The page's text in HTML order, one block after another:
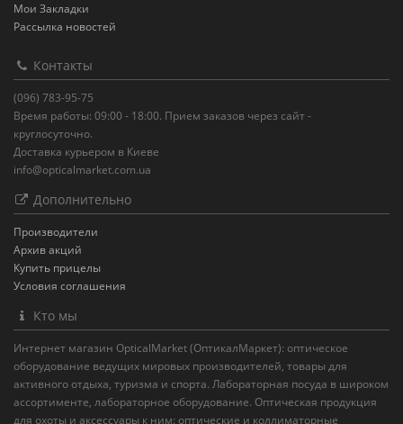
Мои Закладки
Рассылка новостей
Контакты
(096) 783-95-75
Время работы: 09:00 - 18:00. Прием заказов через сайт -
круглосуточно.
Доставка курьером в Киеве
info@opticalmarket.com.ua
Дополнительно
Производители
Архив акций
Купить прицелы
Условия соглашения
Кто мы
Интернет магазин OpticalMarket (ОптикалМаркет): оптическое
оборудование ведущих мировых производителей, товары для
активного отдыха, туризма и спорта. Лабораторная посуда в широком
ассортименте, лабораторное оборудование. Оптическая продукция
для охоты и аксессуары к ним: оптические и коллиматорные